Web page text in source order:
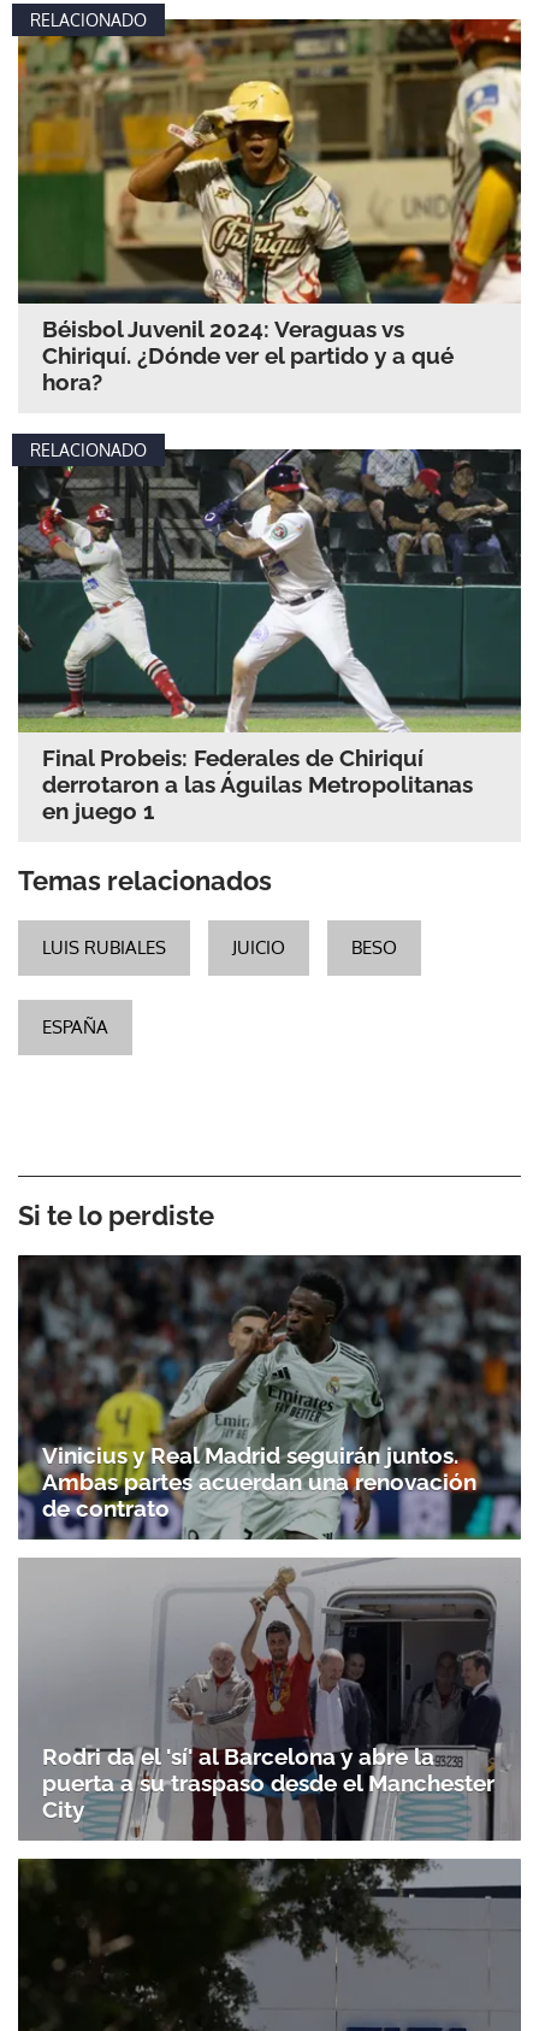
RELACIONADO
Béisbol Juvenil 2024: Veraguas vs
Chiriquí. ¿Dónde ver el partido y a qué
hora?
RELACIONADO
Final Probeis: Federales de Chiriquí
derrotaron a las Águilas Metropolitanas
en juego 1
Temas relacionados
LUIS RUBIALES JUICIO BESO
ESPAÑA
Si te lo perdiste
Vinicius y Real Madrid seguirán juntos.
Ambas partes acuerdan una renovación
de contrato
Rodri da el 'sí' al Barcelona y abre la
puerta a su traspaso desde el Manchester
City